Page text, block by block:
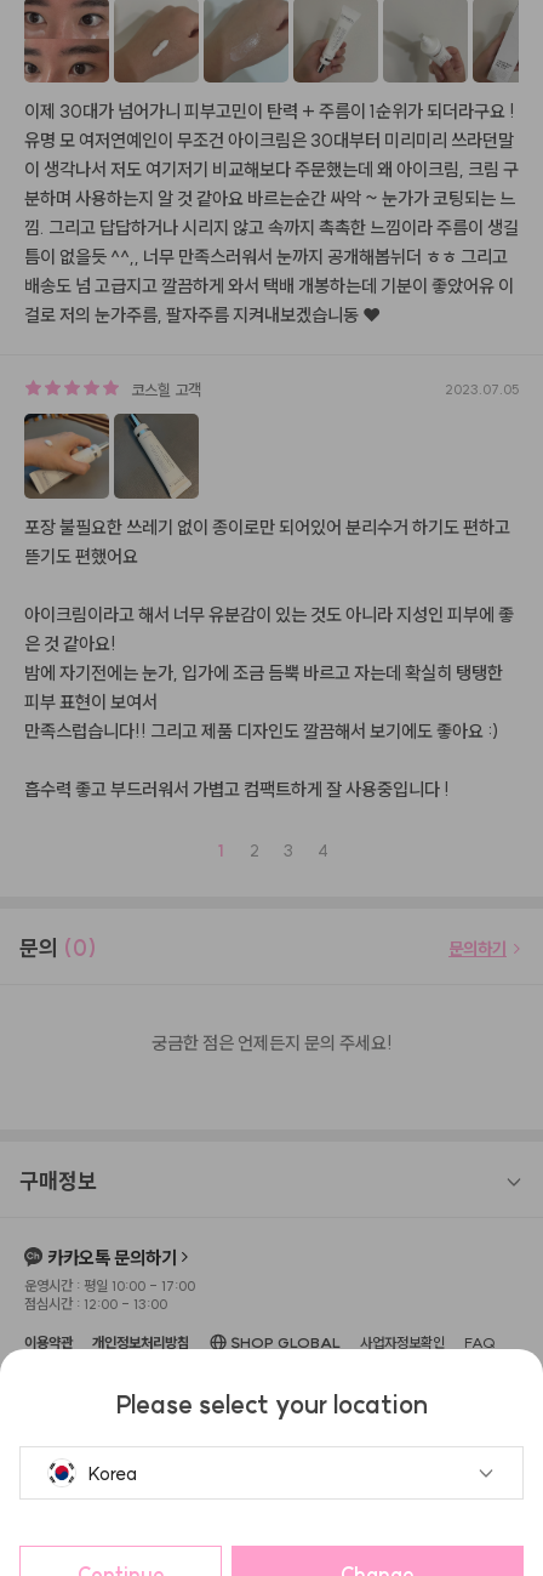
이제 30대가 넘어가니 피부고민이 탄력 + 주름이 1순위가 되더라구요 !
유명 모 여저연예인이 무조건 아이크림은 30대부터 미리미리 쓰라던말
이 생각나서 저도 여기저기 비교해보다 주문했는데 왜 아이크림, 크림 구
분하며 사용하는지 알 것 같아요 바르는순간 싸악 ~ 눈가가 코팅되는 느
낌. 그리고 답답하거나 시리지 않고 속까지 촉촉한 느낌이라 주름이 생길
틈이 없을듯 ^^,, 너무 만족스러워서 눈까지 공개해봅뉘더 ㅎㅎ 그리고
배송도 넘 고급지고 깔끔하게 와서 택배 개봉하는데 기분이 좋았어유 이
걸로 저의 눈가주름, 팔자주름 지켜내보겠습니동 ❤️
코스힐 고객 2023.07.05
포장 불필요한 쓰레기 없이 종이로만 되어있어 분리수거 하기도 편하고
뜯기도 편했어요
아이크림이라고 해서 너무 유분감이 있는 것도 아니라 지성인 피부에 좋
은 것 같아요!
밤에 자기전에는 눈가, 입가에 조금 듬뿍 바르고 자는데 확실히 탱탱한
피부 표현이 보여서
만족스럽습니다!! 그리고 제품 디자인도 깔끔해서 보기에도 좋아요 :)
흡수력 좋고 부드러워서 가볍고 컴팩트하게 잘 사용중입니다 !
1 2 3 4
문의 (0) 문의하기
궁금한 점은 언제든지 문의 주세요!
구매정보
카카오톡 문의하기
운영시간 : 평일 10:00 - 17:00
점심시간 : 12:00 - 13:00
이용약관 개인정보처리방침 SHOP GLOBAL 사업자정보확인 FAQ
로 104, 3층(신사동, 보암빌딩)
고객센터 : 1533-0645
사업자 등록번호 : 666-87-
통신판매업신고번호 : 2022-서울강
남-02255
Please select your location
Korea